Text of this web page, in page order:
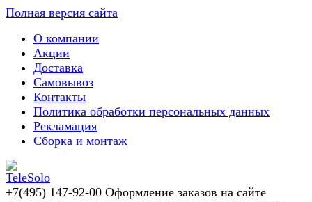
Полная версия сайта
О компании
Акции
Доставка
Самовывоз
Контакты
Политика обработки персональных данных
Рекламация
Сборка и монтаж
+7(495) 147-92-00 Оформление заказов на сайте